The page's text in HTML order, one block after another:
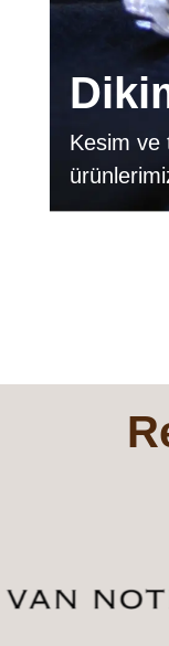
Kesim ve